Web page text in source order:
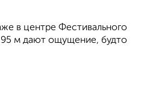
в центре Фестивального
м дают ощущение, будто